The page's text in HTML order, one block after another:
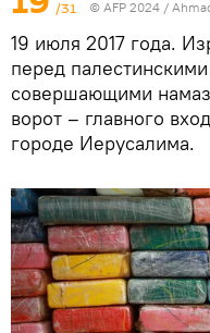
/31 © AFP 2024 /
19 июля 2017 года.
перед
совершающими
ворот – главного
городе Иерусалима.